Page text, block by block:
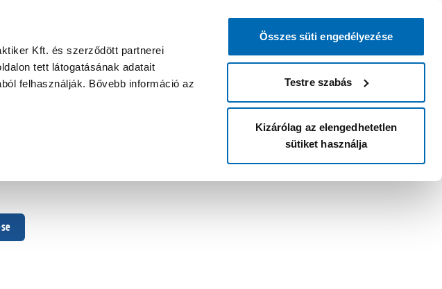
Kft. és szerződött partnerei
tett látogatásának adatait
felhasználják. Bővebb információ az
Összes süti engedélyezése
Testre szabás
Kizárólag az elengedhetetlen
sütiket használja